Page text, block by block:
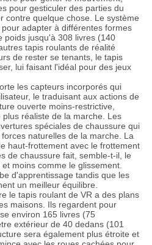
pour gesticuler des parties du
contre quelque chose. Le système
adapter à différentes formes
poids jusqu'à 308 livres (140
tapis roulants de réalité
de rester se tenants, le tapis
lui faisant l'idéal pour des jeux
les capteurs incorporés qui
le traduisant aux actions de
ouverte moins-restrictive,
réaliste de la marche. Les
spéciales de chaussure qui
naturelles de la marche. La
haut-frottement avec le frottement
de chaussure fait, semble-t-il, le
moins comme le glissement.
d'apprentissage tandis que les
un meilleur équilibre.
le tapis roulant de VR a des plans
maisons. Ils regardent pour
environ 165 livres (75
extérieur de 40 dedans (101
sera également plus étroite et